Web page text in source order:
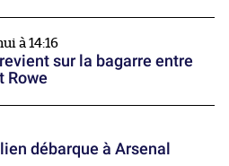
à 14:16
sur la bagarre entre
Rowe
débarque à Arsenal